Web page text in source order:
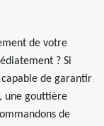
de votre
? Si
capable de garantir
une gouttière
de